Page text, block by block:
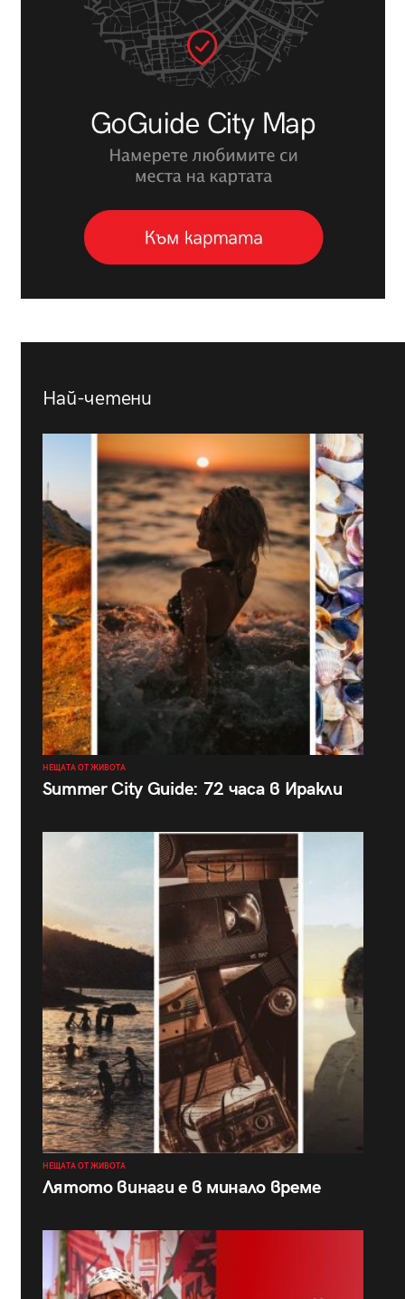
Най-четени
НЕЩАТА ОТ ЖИВОТА
Summer City Guide: 72 часа в Иракли
НЕЩАТА ОТ ЖИВОТА
Лятото винаги е в минало време